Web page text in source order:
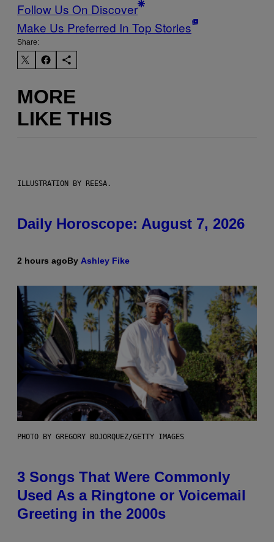
Follow Us On Discover
Make Us Preferred In Top Stories
Share:
MORE
LIKE THIS
ILLUSTRATION BY REESA.
Daily Horoscope: August 7, 2026
2 hours agoBy Ashley Fike
PHOTO BY GREGORY BOJORQUEZ/GETTY IMAGES
3 Songs That Were Commonly
Used As a Ringtone or Voicemail
Greeting in the 2000s